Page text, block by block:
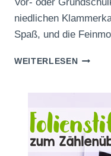
niedlichen
Spaß, und die
WEITERLESEN